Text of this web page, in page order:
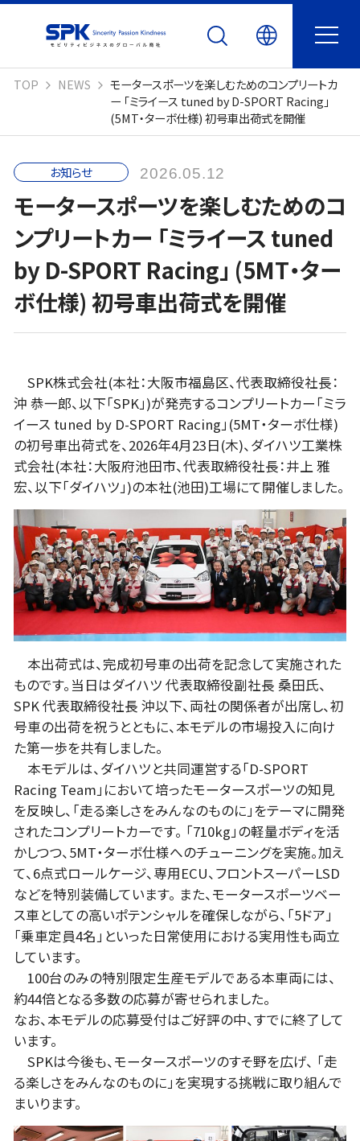
TOP NEWS
モータースポーツを楽しむためのコンプリートカ
ー 「ミライース tuned by D-SPORT Racing」
(5MT・ターボ仕様) 初号車出荷式を開催
お知らせ 2026.05.12
モータースポーツを楽しむためのコ
ンプリートカー 「ミライース tuned
by D-SPORT Racing」 (5MT・ター
ボ仕様) 初号車出荷式を開催
SPK株式会社(本社：大阪市福島区、代表取締役社長：
沖 恭一郎、以下「SPK」)が発売するコンプリートカー「ミラ
イース tuned by D-SPORT Racing」(5MT・ターボ仕様)
の初号車出荷式を、2026年4月23日(木)、ダイハツ工業株
式会社(本社：大阪府池田市、代表取締役社長：井上 雅
宏、以下「ダイハツ」)の本社(池田)工場にて開催しました。
本出荷式は、完成初号車の出荷を記念して実施された
ものです。当日はダイハツ 代表取締役副社長 桑田氏、
SPK 代表取締役社長 沖以下、両社の関係者が出席し、初
号車の出荷を祝うとともに、本モデルの市場投入に向け
た第一歩を共有しました。
本モデルは、ダイハツと共同運営する「D-SPORT
Racing Team」において培ったモータースポーツの知見
を反映し、「走る楽しさをみんなのものに」をテーマに開発
されたコンプリートカーです。 「710kg」の軽量ボディを活
かしつつ、5MT・ターボ仕様へのチューニングを実施。加え
て、6点式ロールケージ、専用ECU、フロントスーパーLSD
などを特別装備しています。 また、モータースポーツベー
ス車としての高いポテンシャルを確保しながら、「5ドア」
「乗車定員4名」といった日常使用における実用性も両立
しています。
100台のみの特別限定生産モデルである本車両には、
約44倍となる多数の応募が寄せられました。
なお、本モデルの応募受付はご好評の中、すでに終了して
います。
SPKは今後も、モータースポーツのすそ野を広げ、 「走
る楽しさをみんなのものに」を実現する挑戦に取り組んで
まいります。